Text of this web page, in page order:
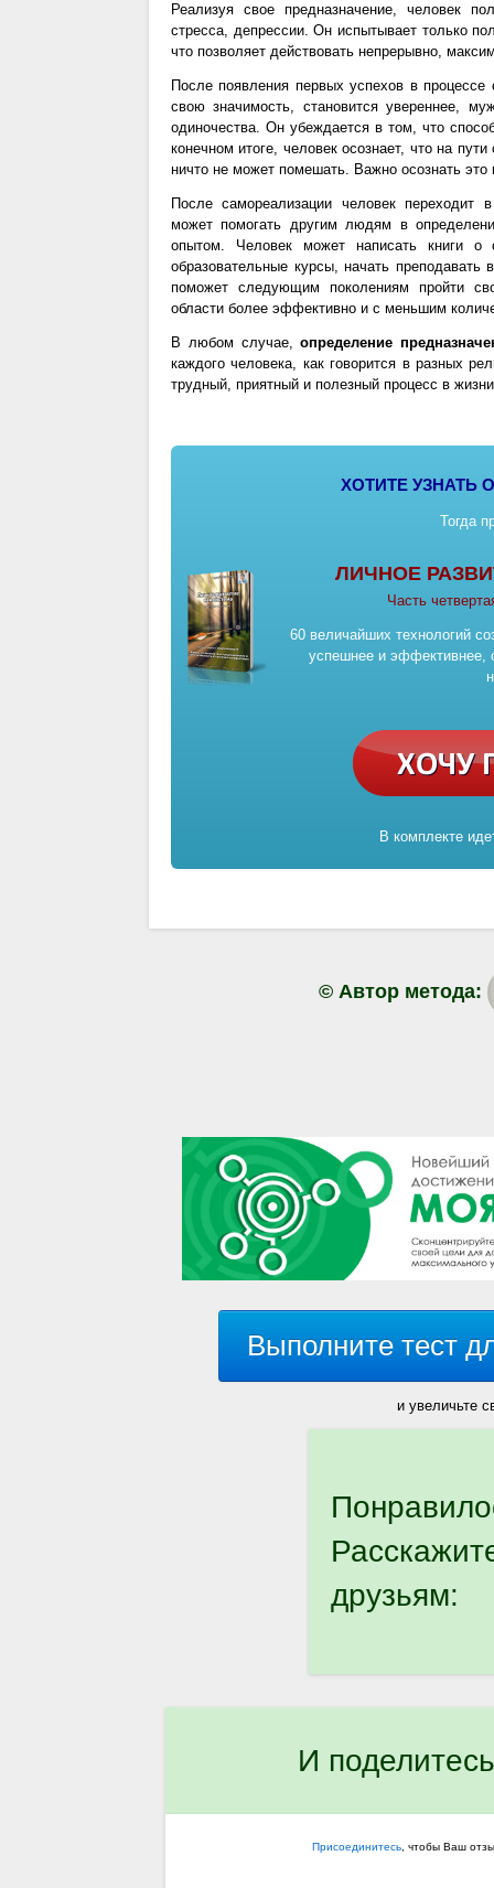
Реализуя свое предназначение, человек
стресса, депрессии. Он испытывает только
что позволяет действовать непрерывно,
После появления первых успехов в процессе
свою значимость, становится увереннее,
одиночества. Он убеждается в том, что
конечном итоге, человек осознает, что на
ничто не может помешать. Важно осознать
После самореализации человек переходит
может помогать другим людям в
опытом. Человек может написать книги о
образовательные курсы, начать преподавать
поможет следующим поколениям пройти
области более эффективно и с меньшим
В любом случае,определение
каждого человека, как говорится в разных
трудный, приятный и полезный процесс в
ХОТИТЕ УЗНАТЬ
Тогда
ЛИЧНОЕ
Часть
60 величайших технологий
успешнее и эффективнее,
В комплекте
© Автор метода:
Выполните тест
и увеличьте
друзьям:
И
Присоединитесь , чтобы Ваш